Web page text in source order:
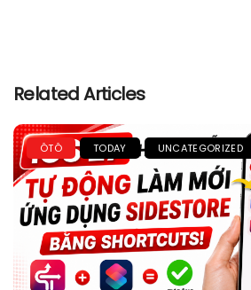
Related Articles
ÔTÔ TODAY UNCATEGORIZED